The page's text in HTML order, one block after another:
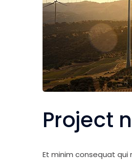
Project
Et minim consequat